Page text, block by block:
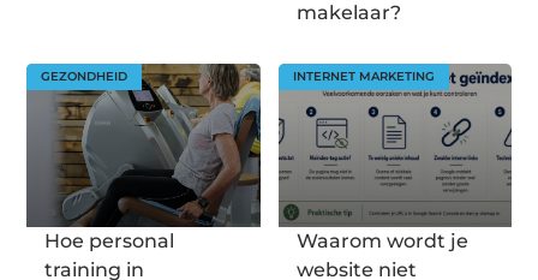
makelaar?
GEZONDHEID
Hoe personal
training in
INTERNET MARKETING
Waarom wordt je
website niet